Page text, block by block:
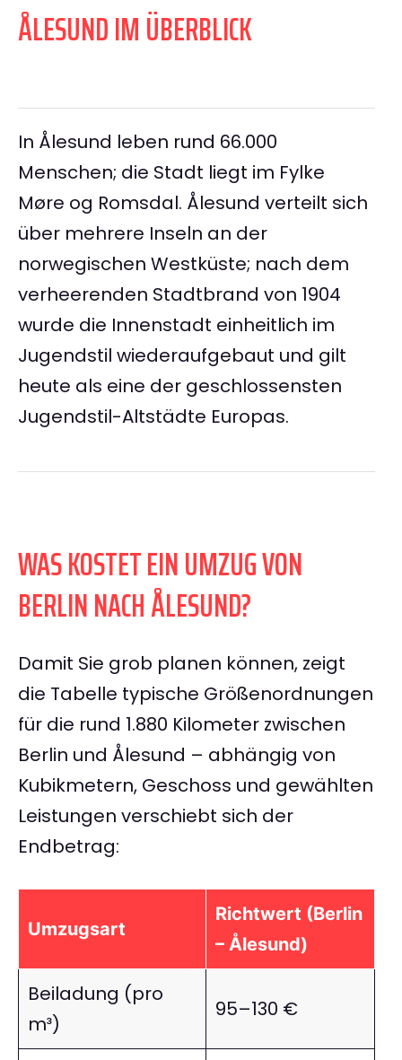
ÅLESUND IM ÜBERBLICK
In Ålesund leben rund 66.000
Menschen; die Stadt liegt im Fylke
Møre og Romsdal. Ålesund verteilt sich
über mehrere Inseln an der
norwegischen Westküste; nach dem
verheerenden Stadtbrand von 1904
wurde die Innenstadt einheitlich im
Jugendstil wiederaufgebaut und gilt
heute als eine der geschlossensten
Jugendstil-Altstädte Europas.
WAS KOSTET EIN UMZUG VON
BERLIN NACH ÅLESUND?
Damit Sie grob planen können, zeigt
die Tabelle typische Größenordnungen
für die rund 1.880 Kilometer zwischen
Berlin und Ålesund – abhängig von
Kubikmetern, Geschoss und gewählten
Leistungen verschiebt sich der
Endbetrag:
Umzugsart
Richtwert (Berlin
– Ålesund)
Beiladung (pro
m³)
95–130 €